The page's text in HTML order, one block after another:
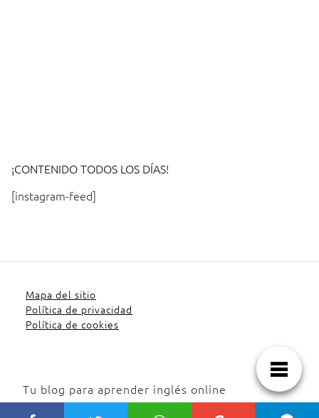
¡CONTENIDO TODOS LOS DÍAS!
[instagram-feed]
Mapa del sitio
Política de privacidad
Política de cookies
Tu blog para aprender inglés online